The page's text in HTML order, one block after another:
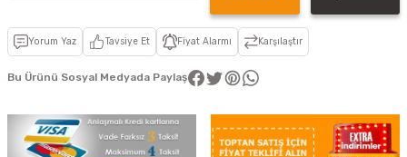
Yorum Yaz Tavsiye Et Fiyat Alarmı Karşılaştır
Bu Ürünü Sosyal Medyada Paylaş